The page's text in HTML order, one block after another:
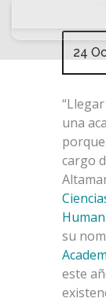
24
una
cargo
su
este